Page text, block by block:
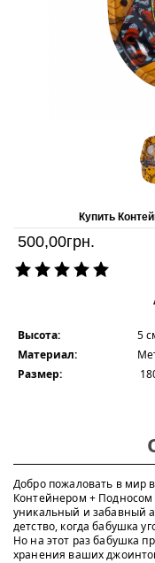
Купить
500,00грн.
Высота:
5
Материал:
Размер:
Добро пожаловать в мир
Контейнером + Подносом
уникальный и забавный
детство, когда бабушка
Но на этот раз бабушка
хранения ваших